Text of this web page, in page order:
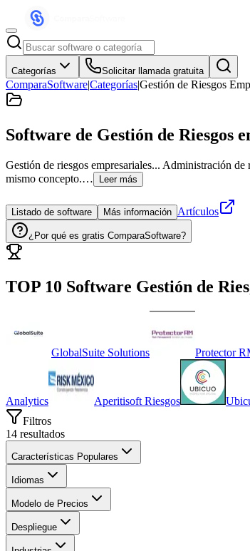
Categorías Solicitar llamada gratuita
ComparaSoftware|Categorías|Gestión de Riesgos
Software de Gestión de Riesgos
Gestión de riesgos empresariales... Administración
mismo concepto.…
Leer más
Listado de software Más información Artículos
¿Por qué es gratis ComparaSoftware?
TOP 10 Software Gestión de
GlobalSuite Solutions Protector
Analytics Aperitisoft Riesgos
Filtros
14 resultados
Características Populares
Idiomas
Modelo de Precios
Despliegue